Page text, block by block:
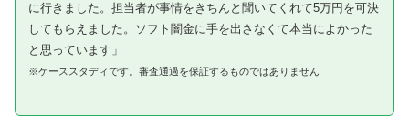
に行きました。担当者が事情をきちんと聞いてくれて5万円を可決
してもらえました。ソフト闇金に手を出さなくて本当によかった
と思っています」
※ケーススタディです。審査通過を保証するものではありません